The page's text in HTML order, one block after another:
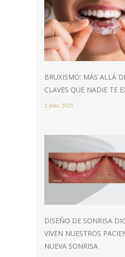
BRUXISMO: MÁS ALLÁ
CLAVES QUE NADIE TE
2 julio, 2025
DISEÑO DE SONRISA
VIVEN NUESTROS
NUEVA SONRISA